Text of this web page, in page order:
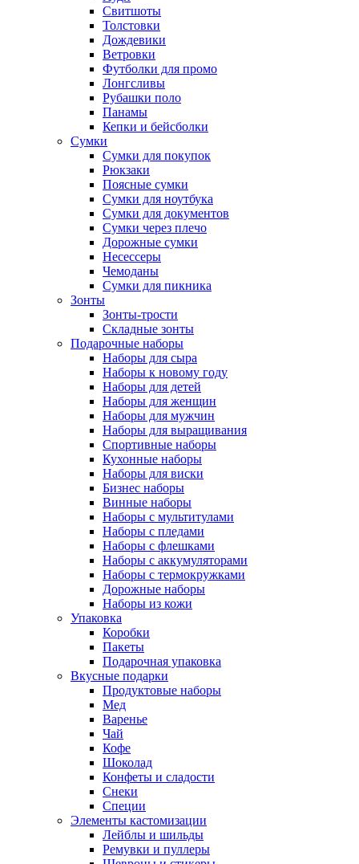
Свитшоты
Толстовки
Дождевики
Ветровки
Футболки для промо
Лонгсливы
Рубашки поло
Панамы
Кепки и бейсболки
Сумки
Сумки для покупок
Рюкзаки
Поясные сумки
Сумки для ноутбука
Сумки для документов
Сумки через плечо
Дорожные сумки
Несессеры
Чемоданы
Сумки для пикника
Зонты
Зонты-трости
Складные зонты
Подарочные наборы
Наборы для сыра
Наборы к новому году
Наборы для детей
Наборы для женщин
Наборы для мужчин
Наборы для выращивания
Спортивные наборы
Кухонные наборы
Наборы для виски
Бизнес наборы
Винные наборы
Наборы с мультитулами
Наборы с пледами
Наборы с флешками
Наборы с аккумуляторами
Наборы с термокружками
Дорожные наборы
Наборы из кожи
Упаковка
Коробки
Пакеты
Подарочная упаковка
Вкусные подарки
Продуктовые наборы
Мед
Варенье
Чай
Кофе
Шоколад
Конфеты и сладости
Снеки
Специи
Элементы кастомизации
Лейблы и шильды
Ремувки и пуллеры